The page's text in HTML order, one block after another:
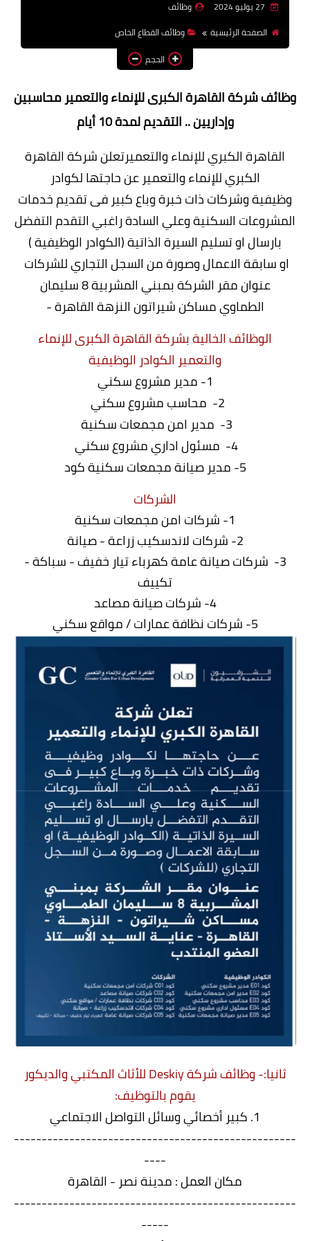
بالجامعات والمعاهد
اخبار
وظائف
الصفحة الرئيسية
وظائف القطاع الخاص
الحجم
وظائف شركة القاهرة الكبرى للإنماء والتعمير محاسبين
وإداريين .. التقديم لمدة 10 أيام
القاهرة الكبري للإنماء والتعميرتعلن شركة القاهرة
الكبري للإنماء والتعمير عن حاجتها لكوادر
وظيفية وشركات ذات خبرة وباع كبير فى تقديم خدمات
المشروعات السكنية وعلي السادة راغبي التقدم التفضل
بارسال او تسليم السيرة الذاتية (الكوادر الوظيفية )
او سابقة الاعمال وصورة من السجل التجاري للشركات
عنوان مقر الشركة بمبني المشربية 8 سليمان
الطماوي مساكن شيراتون النزهة القاهرة -
الوظائف الخالية بشركة القاهرة الكبرى للإنماء
والتعمير الكوادر الوظيفية
1- مدير مشروع سكني
2- محاسب مشروع سكني
3- مدير امن مجمعات سكنية
4- مسئول اداري مشروع سكني
5- مدير صيانة مجمعات سكنية كود
الشركات
1- شركات امن مجمعات سكنية
2- شركات لاندسكيب زراعة - صيانة
3- شركات صيانة عامة كهرباء تيار خفيف - سباكة -
تكييف
4- شركات صيانة مصاعد
5- شركات نظافة عمارات / مواقع سكني
ثانيا:- وظائف شركة Deskiy للأثاث المكتبي والديكور
يقوم بالتوظيف:
1. كبير أخصائي وسائل التواصل الاجتماعي
---------------------------------------------------
----
مكان العمل : مدينة نصر - القاهرة
---------------------------------------------------
-----